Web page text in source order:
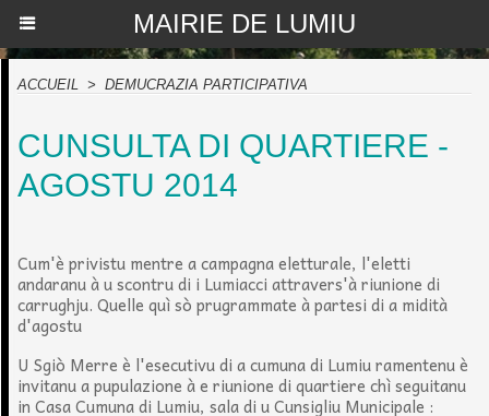
MAIRIE DE LUMIU
ACCUEIL > DEMUCRAZIA PARTICIPATIVA
CUNSULTA DI QUARTIERE -
AGOSTU 2014
Cum'è privistu mentre a campagna eletturale, l'eletti
andaranu à u scontru di i Lumiacci attravers'à riunione di
carrughju. Quelle quì sò prugrammate à partesi di a midità
d'agostu
U Sgiò Merre è l'esecutivu di a cumuna di Lumiu ramentenu è
invitanu a pupulazione à e riunione di quartiere chì seguitanu
in Casa Cumuna di Lumiu, sala di u Cunsigliu Municipale :